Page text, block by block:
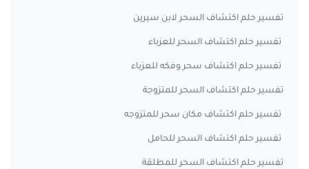
تفسير حلم اكتشاف السحر لابن سيرين
تفسير حلم اكتشاف السحر للعزباء
تفسير حلم اكتشاف سحر وفكه للعزباء
تفسير حلم اكتشاف السحر للمتزوجة
تفسير حلم اكتشاف مكان سحر للمتزوجه
تفسير حلم اكتشاف السحر للحامل
تفسير حلم اكتشاف السحر للمطلقة